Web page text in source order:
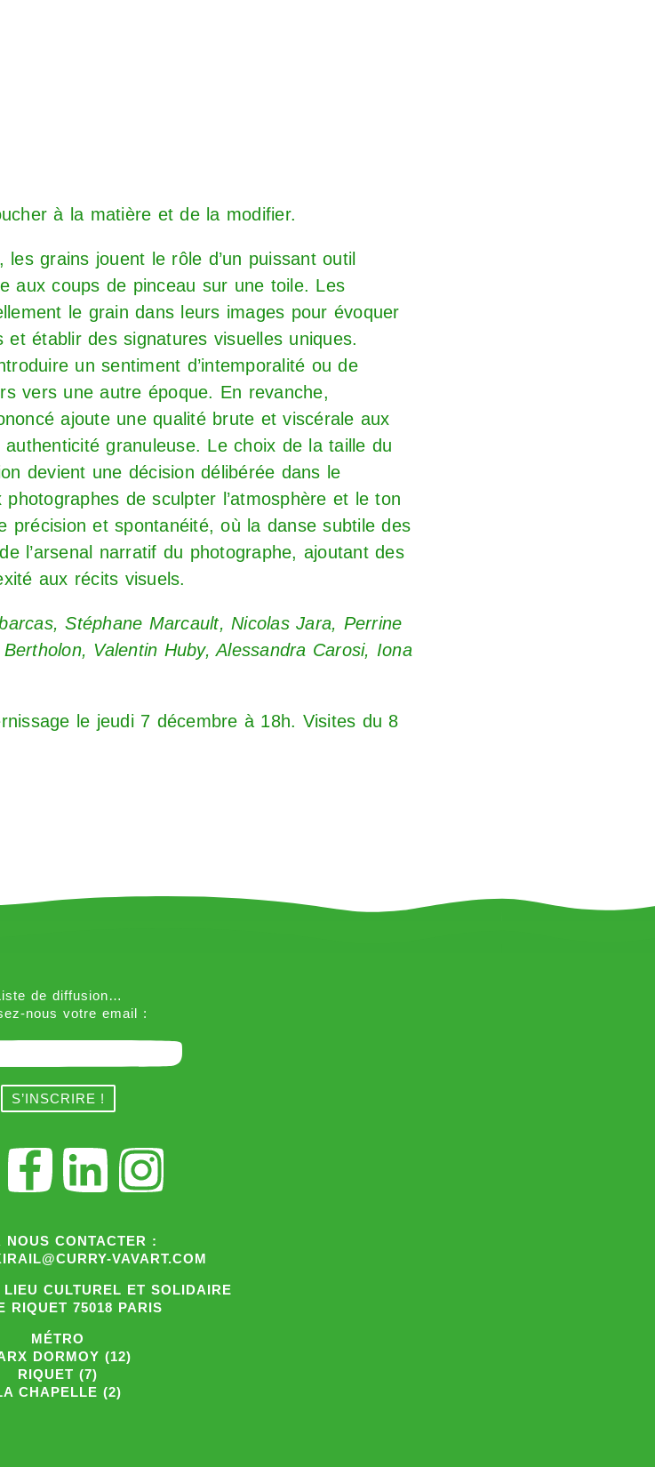
à la matière et de la modifier.
grains jouent le rôle d’un puissant outil
aux coups de pinceau sur une toile. Les
le grain dans leurs images pour évoquer
établir des signatures visuelles uniques.
un sentiment d’intemporalité ou de
vers une autre époque. En revanche,
ajoute une qualité brute et viscérale aux
granuleuse. Le choix de la taille du
devient une décision délibérée dans le
de sculpter l’atmosphère et le ton
précision et spontanéité, où la danse subtile des
l’arsenal narratif du photographe, ajoutant des
aux récits visuels.
Stéphane Marcault, Nicolas Jara, Perrine
Valentin Huby, Alessandra Carosi, Iona
le jeudi 7 décembre à 18h. Visites du 8
de diffusion…
nous votre email :
NOUS CONTACTER :
VAVART.COM
CULTUREL ET SOLIDAIRE
RIQUET 75018 PARIS
MÉTRO
DORMOY (12)
RIQUET (7)
CHAPELLE (2)